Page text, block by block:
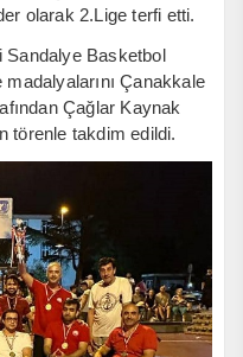
olarak 2.Lige terfi etti.
Sandalye Basketbol
madalyalarını Çanakkale
Çağlar Kaynak
törenle takdim edildi.